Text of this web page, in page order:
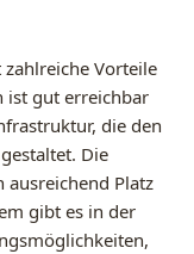
Vorteile
ist gut erreichbar
die den
Die
Platz
gibt es in der